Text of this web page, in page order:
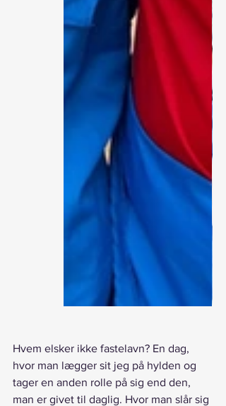
Hvem elsker ikke fastelavn? En dag,
hvor man lægger sit jeg på hylden og
tager en anden rolle på sig end den,
man er givet til daglig. Hvor man slår sig